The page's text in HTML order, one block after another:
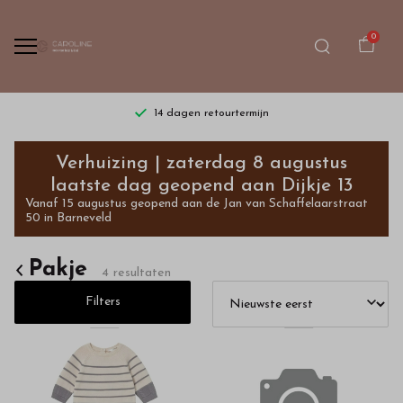
0
14 dagen retourtermijn
Pakje
Bestel
kinderkleding
hoge
kwaliteit
Verhuizing | zaterdag 8 augustus
laatste dag geopend aan Dijkje 13
Vanaf 15 augustus geopend aan de Jan van Schaffelaarstraat
50 in Barneveld
Pakje 4 resultaten
Filters